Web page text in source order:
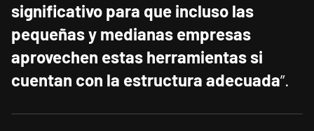
significativo para que incluso las
pequeñas y medianas empresas
aprovechen estas herramientas si
cuentan con la estructura adecuada”.